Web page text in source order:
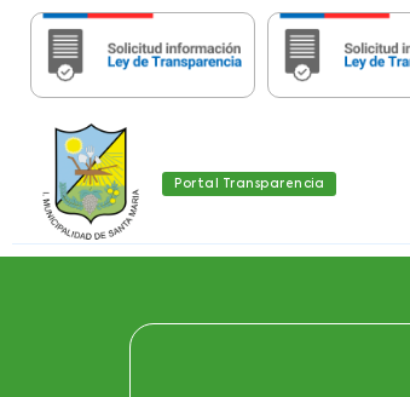
Importante:Estas
Portal Transparencia